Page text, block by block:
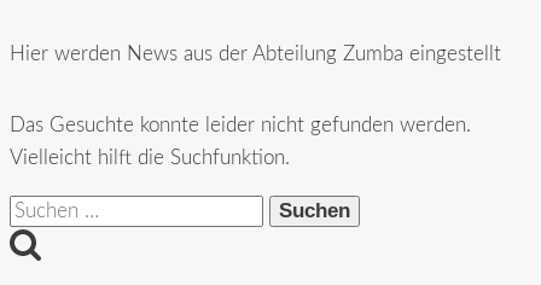
Hier werden News aus der Abteilung Zumba eingestellt
Das Gesuchte konnte leider nicht gefunden werden.
Vielleicht hilft die Suchfunktion.
Suchen
nach: